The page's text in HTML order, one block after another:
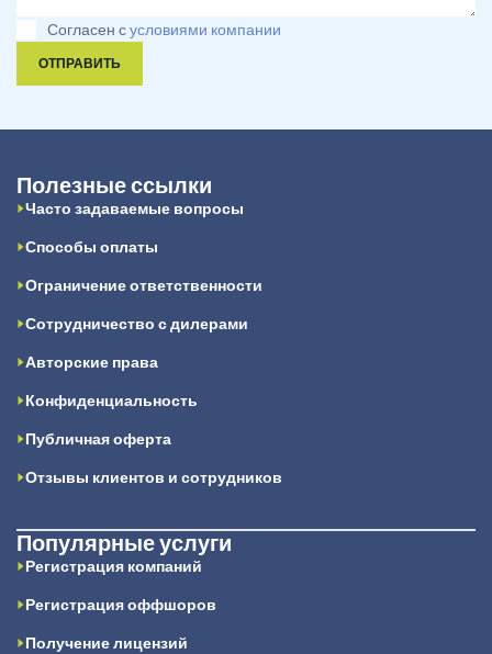
Согласен сусловиями компании
ОТПРАВИТЬ
Полезные ссылки
Часто задаваемые вопросы
Способы оплаты
Ограничение ответственности
Сотрудничество с дилерами
Авторские права
Конфиденциальность
Публичная оферта
Отзывы клиентов и сотрудников
Популярные услуги
Регистрация компаний
Регистрация оффшоров
Получение лицензий